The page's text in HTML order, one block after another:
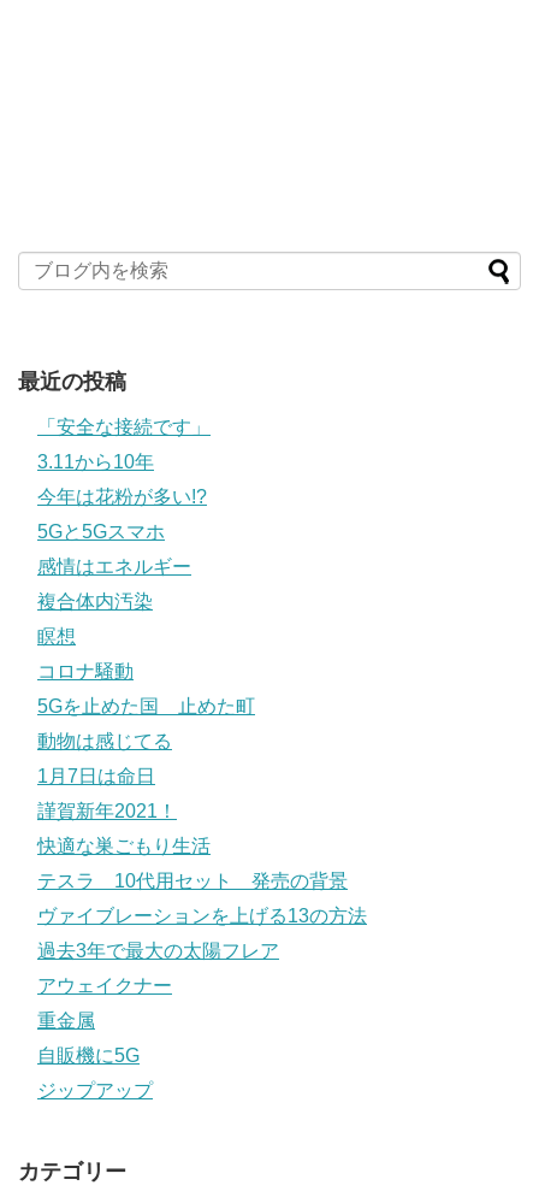
最近の投稿
「安全な接続です」
3.11から10年
今年は花粉が多い!?
5Gと5Gスマホ
感情はエネルギー
複合体内汚染
瞑想
コロナ騒動
5Gを止めた国 止めた町
動物は感じてる
1月7日は命日
謹賀新年2021！
快適な巣ごもり生活
テスラ 10代用セット 発売の背景
ヴァイブレーションを上げる13の方法
過去3年で最大の太陽フレア
アウェイクナー
重金属
自販機に5G
ジップアップ
カテゴリー